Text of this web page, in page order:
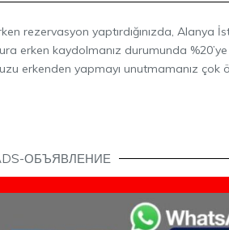
rezervasyon yaptırdığınızda, Alanya
erken kaydolmanız durumunda
erkenden yapmayı unutmamanız çok
ОБЪЯВЛЕНИЕ